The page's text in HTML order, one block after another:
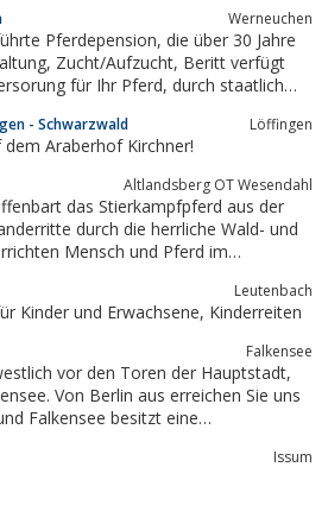
Werneuchen
die über 30 Jahre
verfügt
Ihr Pferd, durch staatlich
Haltung, sowie optimale Trainingsbedingungen,...
- Schwarzwald Löffingen
Araberhof Kirchner!
Altlandsberg OT Wesendahl
das Stierkampfpferd aus der
durch die herrliche Wald- und
Mensch und Pferd im
Pferdepension, Reiterferien und -urlaub, Radeln,...
Leutenbach
geführtes Spazierreiten für Kinder und Erwachsene, Kinderreiten
Falkensee
vor den Toren der Hauptstadt,
Von Berlin aus erreichen Sie uns
Falkensee besitzt eine
ist...
Issum